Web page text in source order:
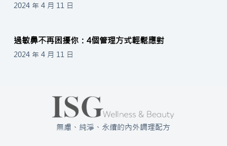
2024 年 4 月 11 日
過敏鼻不再困擾你：4個管理方式輕鬆應對
2024 年 4 月 11 日
無慮、純淨、永續的內外調理配方